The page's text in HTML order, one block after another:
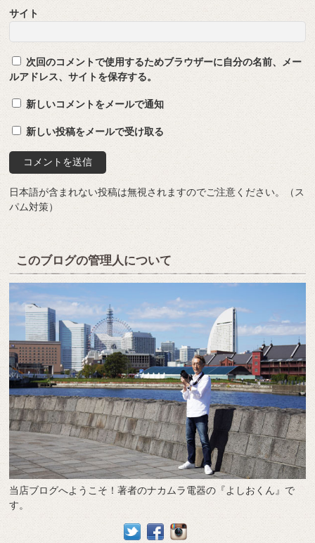
サイト
次回のコメントで使用するためブラウザーに自分の名前、メー
ルアドレス、サイトを保存する。
新しいコメントをメールで通知
新しい投稿をメールで受け取る
日本語が含まれない投稿は無視されますのでご注意ください。（ス
パム対策）
このブログの管理人について
当店ブログへようこそ！著者のナカムラ電器の『よしおくん』で
す。